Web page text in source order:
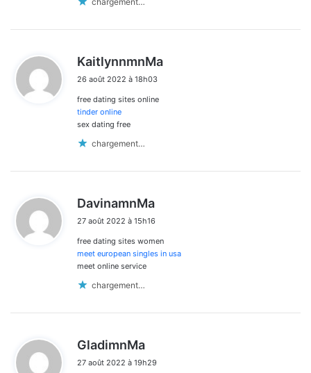
KaitlynnmnMa
26 août 2022 à 18h03
free dating sites online
tinder online
sex dating free
chargement…
DavinamnMa
:
27 août 2022 à 15h16
free dating sites women
meet european singles in usa
meet online service
chargement…
GladimnMa
t
27 août 2022 à 19h29